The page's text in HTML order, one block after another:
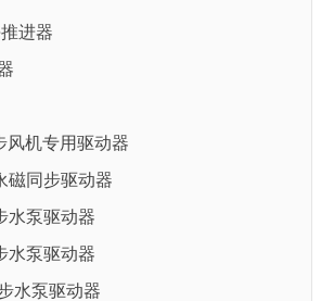
进器
风机专用驱动器
磁同步驱动器
水泵驱动器
水泵驱动器
水泵驱动器